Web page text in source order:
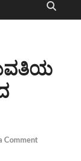
Comment